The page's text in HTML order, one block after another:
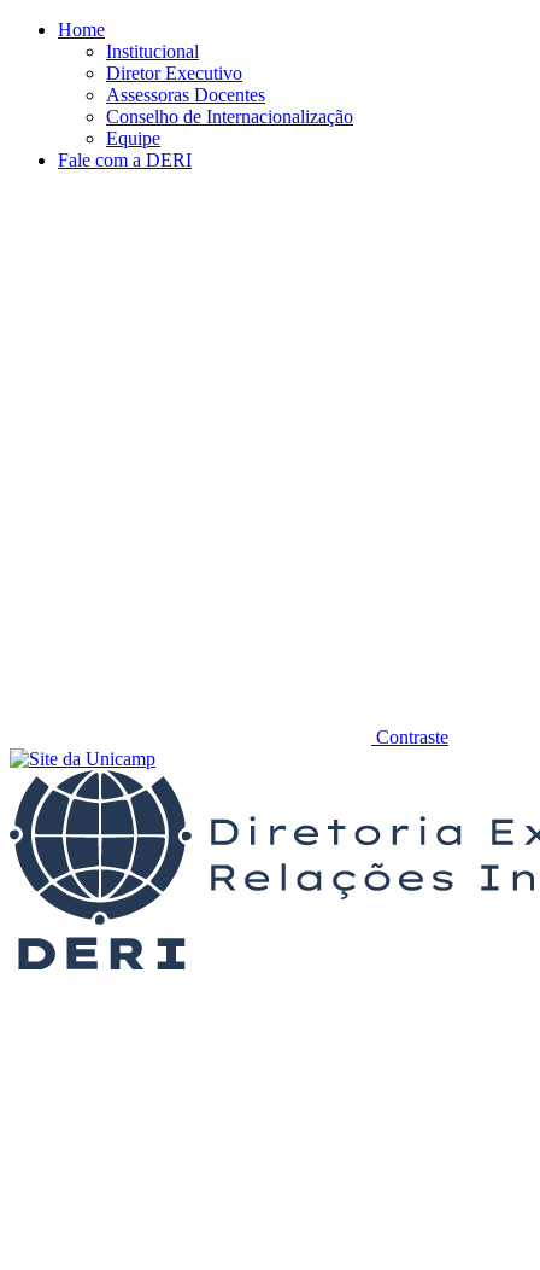
Conteúdo principal
Home
Institucional
Diretor Executivo
Assessoras Docentes
Conselho de Internacionalização
Equipe
Fale com a DERI
Contraste